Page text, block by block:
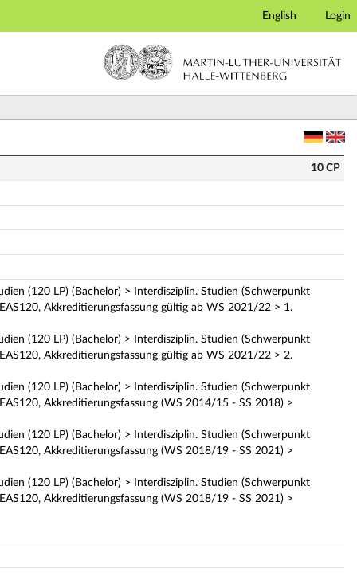
English Login
10 CP
(120 LP) (Bachelor) > Interdisziplin. Studien (Schwerpunkt
Akkreditierungsfassung gültig ab WS 2021/22 > 1.
(120 LP) (Bachelor) > Interdisziplin. Studien (Schwerpunkt
Akkreditierungsfassung gültig ab WS 2021/22 > 2.
(120 LP) (Bachelor) > Interdisziplin. Studien (Schwerpunkt
Akkreditierungsfassung (WS 2014/15 - SS 2018) >
(120 LP) (Bachelor) > Interdisziplin. Studien (Schwerpunkt
Akkreditierungsfassung (WS 2018/19 - SS 2021) >
(120 LP) (Bachelor) > Interdisziplin. Studien (Schwerpunkt
Akkreditierungsfassung (WS 2018/19 - SS 2021) >